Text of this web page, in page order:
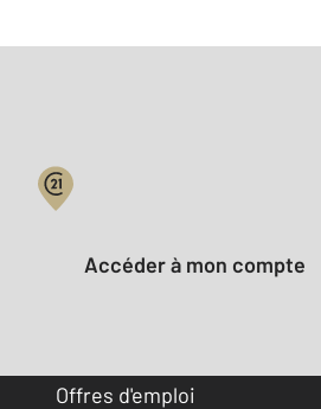
Votre compte :
Accéder à mon compte
Offres d'emploi